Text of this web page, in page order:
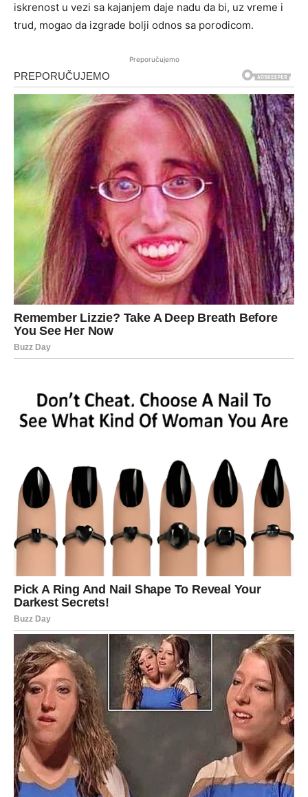
iskrenost u vezi sa kajanjem daje nadu da bi, uz vreme i
trud, mogao da izgrade bolji odnos sa porodicom.
Preporučujemo